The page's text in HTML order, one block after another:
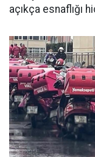
açıkça esnaflığı